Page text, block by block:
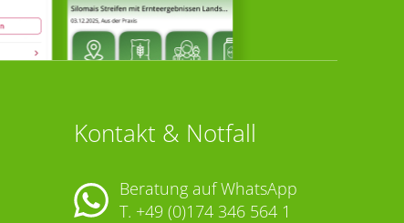
Kontakt & Notfall
Beratung auf WhatsApp
T. +49 (0)174 346 564 1